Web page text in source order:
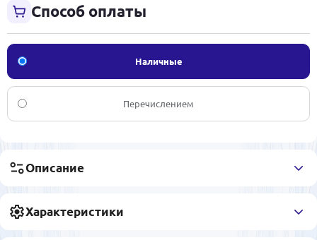
Способ оплаты
Наличные
Перечислением
Описание
Характеристики